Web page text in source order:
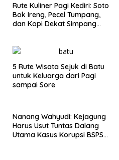
Rute Kuliner Pagi Kediri: Soto
Bok Ireng, Pecel Tumpang,
dan Kopi Dekat Simpang
5 Rute Wisata Sejuk di Batu
untuk Keluarga dari Pagi
sampai Sore
Nanang Wahyudi: Kejagung
Harus Usut Tuntas Dalang
Utama Kasus Korupsi BSPS